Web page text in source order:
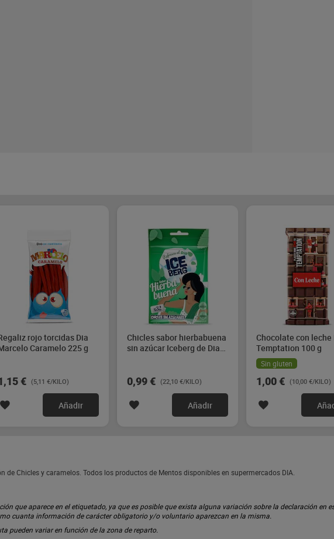
rojo torcidas Dia
Caramelo 225 g
€ (5,11 €/KILO)
Añadir
Chicles sabor hierbabuena
sin azúcar Iceberg de Dia
0,99 € (22,10 €/KILO)
Añadir
Chocolate con leche
Temptation 100 g
Sin gluten
1,00 € (10,00 €/KILO)
Chicles y caramelos. Todos los productos de Mentos disponibles en supermercados DIA.
que aparece en el etiquetado, ya que es posible que exista alguna variación sobre la declaración en
cuanta información de carácter obligatorio y/o voluntario aparezcan en la misma.
pueden variar en función de la zona de reparto.